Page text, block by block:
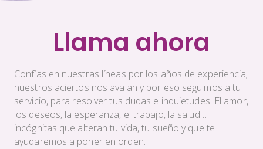
Llama ahora
Confías en nuestras líneas por los años de experiencia;
nuestros aciertos nos avalan y por eso seguimos a tu
servicio, para resolver tus dudas e inquietudes. El amor,
los deseos, la esperanza, el trabajo, la salud…
incógnitas que alteran tu vida, tu sueño y que te
ayudaremos a poner en orden.